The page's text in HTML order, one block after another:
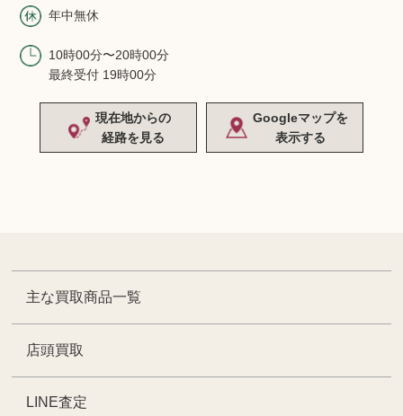
年中無休
10時00分〜20時00分
最終受付 19時00分
現在地からの
経路を見る
Googleマップを
表示する
主な買取商品一覧
店頭買取
LINE査定